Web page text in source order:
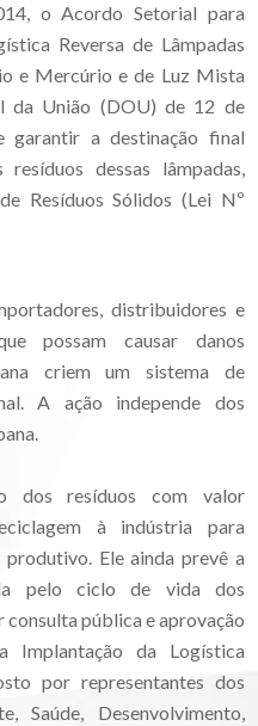
o Acordo Setorial para
Reversa de Lâmpadas
e Mercúrio e de Luz Mista
da União (DOU) de 12 de
garantir a destinação final
dessas lâmpadas,
Resíduos Sólidos (Lei Nº
distribuidores e
possam causar danos
criem um sistema de
A ação independe dos
dos resíduos com valor
à indústria para
Ele ainda prevê a
pelo ciclo de vida dos
pública e aprovação
Implantação da Logística
por representantes dos
Saúde, Desenvolvimento,